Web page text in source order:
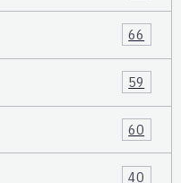
66
59
60
40